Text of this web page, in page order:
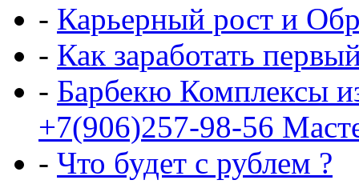
- Карьерный рост и
- Как заработать
- Барбекю Комплексы
+7(906)257-98-56
- Что будет с рублем ?